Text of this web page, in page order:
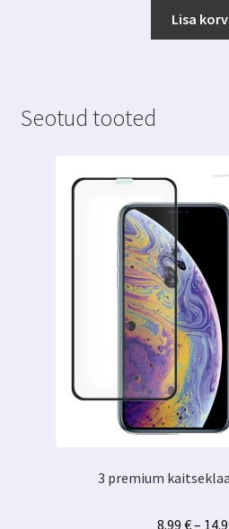
Lisa
Seotud tooted
3 premium
8.99 €–